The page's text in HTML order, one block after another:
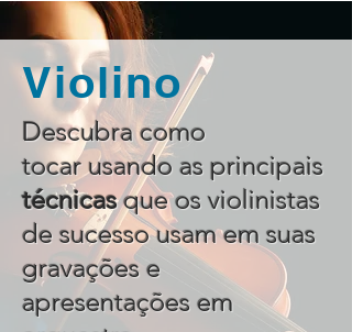
Violino
Descubra como
tocar usando as principais
técnicasque os violinistas
de sucesso usam em suas
gravações e
apresentações em